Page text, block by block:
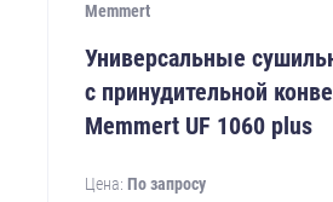
Memmert
Универсальные
с принудительной
Memmert UF 1060 plus
Цена: По запросу